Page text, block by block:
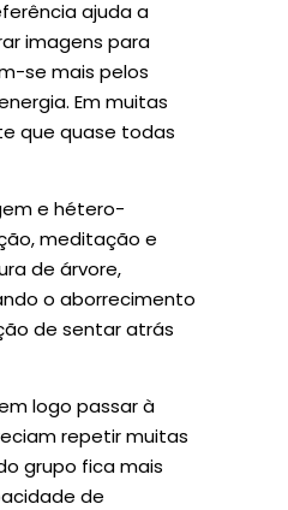
ajuda a
imagens para
se mais pelos
Em muitas
que quase todas
e hétero-
meditação e
de árvore,
o aborrecimento
de sentar atrás
logo passar à
repetir muitas
grupo fica mais
de